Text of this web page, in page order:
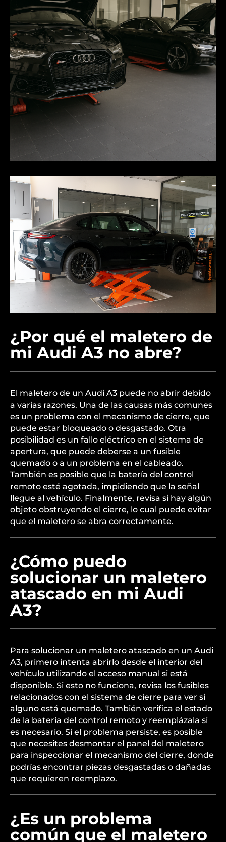
¿Por qué el maletero de
mi Audi A3 no abre?
El maletero de un Audi A3 puede no abrir debido
a varias razones. Una de las causas más comunes
es un problema con el mecanismo de cierre, que
puede estar bloqueado o desgastado. Otra
posibilidad es un fallo eléctrico en el sistema de
apertura, que puede deberse a un fusible
quemado o a un problema en el cableado.
También es posible que la batería del control
remoto esté agotada, impidiendo que la señal
llegue al vehículo. Finalmente, revisa si hay algún
objeto obstruyendo el cierre, lo cual puede evitar
que el maletero se abra correctamente.
¿Cómo puedo
solucionar un maletero
atascado en mi Audi
A3?
Para solucionar un maletero atascado en un Audi
A3, primero intenta abrirlo desde el interior del
vehículo utilizando el acceso manual si está
disponible. Si esto no funciona, revisa los fusibles
relacionados con el sistema de cierre para ver si
alguno está quemado. También verifica el estado
de la batería del control remoto y reemplázala si
es necesario. Si el problema persiste, es posible
que necesites desmontar el panel del maletero
para inspeccionar el mecanismo del cierre, donde
podrías encontrar piezas desgastadas o dañadas
que requieren reemplazo.
¿Es un problema
común que el maletero